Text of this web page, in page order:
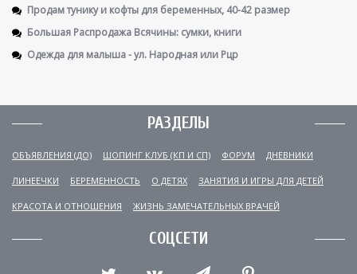
Продам тунику и кофты для беременных, 40-42 размер
Большая Распродажа Всячины: сумки, книги
Одежда для малыша - ул. Народная или Рцр
РАЗДЕЛЫ
ОБЪЯВЛЕНИЯ (ДО) ШОПИНГ КЛУБ (КП И СП) ФОРУМ ДНЕВНИКИ
ЛИНЕЕЧКИ БЕРЕМЕННОСТЬ О ДЕТЯХ ЗАНЯТИЯ И ИГРЫ ДЛЯ ДЕТЕЙ
КРАСОТА И ОТНОШЕНИЯ ЖИЗНЬ ЗАМЕЧАТЕЛЬНЫХ ВРАЧЕЙ
СОЦСЕТИ